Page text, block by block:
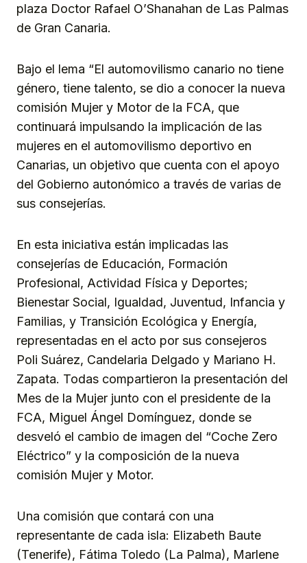
plaza Doctor Rafael O’Shanahan de Las Palmas
de Gran Canaria.
Bajo el lema “El automovilismo canario no tiene
género, tiene talento, se dio a conocer la nueva
comisión Mujer y Motor de la FCA, que
continuará impulsando la implicación de las
mujeres en el automovilismo deportivo en
Canarias, un objetivo que cuenta con el apoyo
del Gobierno autonómico a través de varias de
sus consejerías.
En esta iniciativa están implicadas las
consejerías de Educación, Formación
Profesional, Actividad Física y Deportes;
Bienestar Social, Igualdad, Juventud, Infancia y
Familias, y Transición Ecológica y Energía,
representadas en el acto por sus consejeros
Poli Suárez, Candelaria Delgado y Mariano H.
Zapata. Todas compartieron la presentación del
Mes de la Mujer junto con el presidente de la
FCA, Miguel Ángel Domínguez, donde se
desveló el cambio de imagen del “Coche Zero
Eléctrico” y la composición de la nueva
comisión Mujer y Motor.
Una comisión que contará con una
representante de cada isla: Elizabeth Baute
(Tenerife), Fátima Toledo (La Palma), Marlene